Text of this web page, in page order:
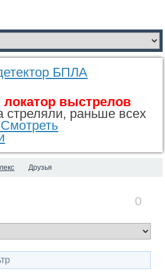
БПЛА
локатор выстрелов
стреляли, раньше всех
Смотреть
Друзья
0